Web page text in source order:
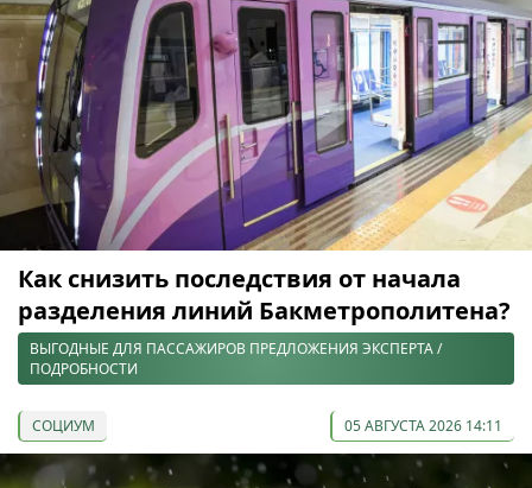
Как снизить последствия от начала
разделения линий Бакметрополитена?
ВЫГОДНЫЕ ДЛЯ ПАССАЖИРОВ ПРЕДЛОЖЕНИЯ ЭКСПЕРТА /
ПОДРОБНОСТИ
СОЦИУМ 05 АВГУСТА 2026 14:11